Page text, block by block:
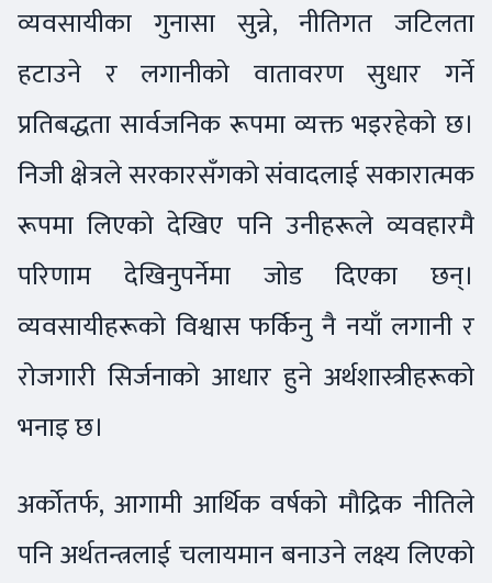
व्यवसायीका गुनासा सुन्ने, नीतिगत जटिलता
हटाउने र लगानीको वातावरण सुधार गर्ने
प्रतिबद्धता सार्वजनिक रूपमा व्यक्त भइरहेको छ।
निजी क्षेत्रले सरकारसँगको संवादलाई सकारात्मक
रूपमा लिएको देखिए पनि उनीहरूले व्यवहारमै
परिणाम देखिनुपर्नेमा जोड दिएका छन्।
व्यवसायीहरूको विश्वास फर्किनु नै नयाँ लगानी र
रोजगारी सिर्जनाको आधार हुने अर्थशास्त्रीहरूको
भनाइ छ।
अर्कोतर्फ, आगामी आर्थिक वर्षको मौद्रिक नीतिले
पनि अर्थतन्त्रलाई चलायमान बनाउने लक्ष्य लिएको